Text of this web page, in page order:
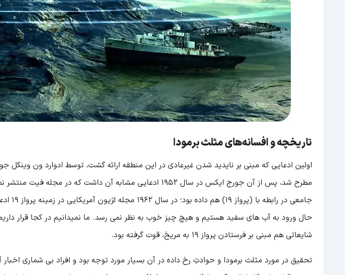
تاریخچه و افسانه‌های مثلث برمودا
مطرح شد، پس از آن جورج ایکس در سال 1952 ادعایی مشابه آن داشت که در
جامعی
حال ورود به آب های سفید هستیم و هیچ چیز خوب به نظر نمی رسد. ما نمیدانیم در کجا قرار
شایعاتی هم مبنی بر فرستادن پرواز 19 به مریخ، قوت گرفته بود.
تحقیق در مورد مثلث برمودا و حوادثِ رخ داده در آن بسیار مورد توجه بود و افراد بی شماری اخبار